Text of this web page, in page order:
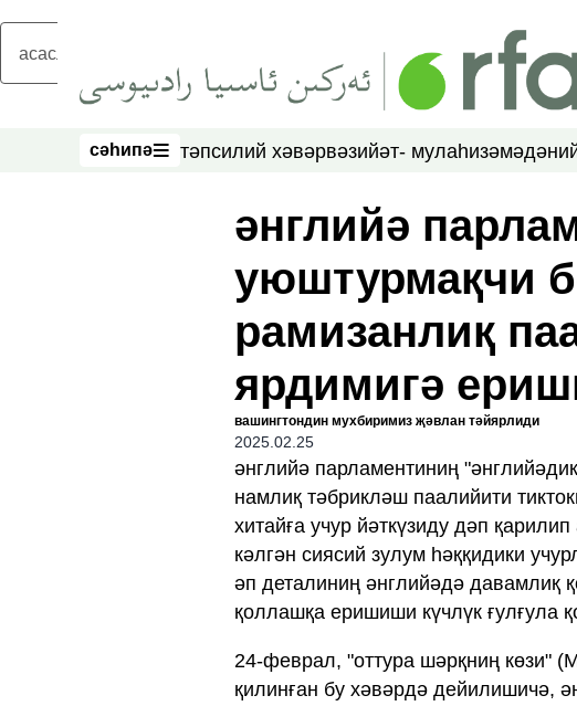
асаслиқ мәзмунға атлаң
сәһипә тәпсилий хәвәрвәзийәт- мулаһизә
әнглийә
уюштурмақчи
рамизанлиқ
ярдимигә
вашингтондин мухбиримиз җәвлан тәйярлиди
2025.02.25
әнглийә парламентиниң
намлиқ тәбрикләш паалийити
хитайға учур йәткүзиду дәп
кәлгән сиясий зулум һәққидики
әп деталиниң әнглийәдә давамлиқ
қоллашқа еришиши күчлүк ғулғула
24-феврал, "оттура шәрқниң көзи"
қилинған бу хәвәрдә дейилишичә,